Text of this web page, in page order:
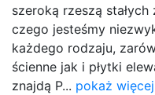
szeroką rzeszą
czego jesteśmy
każdego rodzaju,
ścienne jak i płytki
znajdą P... pokaż